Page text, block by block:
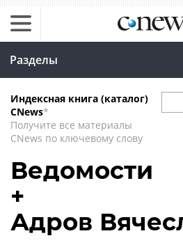
Разделы
Индексная книга (каталог)
CNews*
Получите все материалы
CNews по ключевому слову
Ведомости
+
Адров